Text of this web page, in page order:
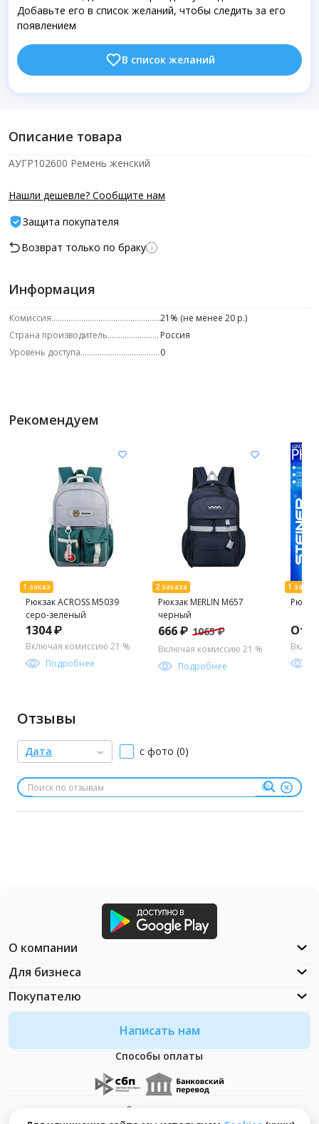
Добавьте его в список желаний, чтобы следить за его
появлением
В список желаний
Описание товара
АУГР102600 Ремень женский
Нашли дешевле? Сообщите нам
Защита покупателя
Возврат только по браку
Информация
Комиссия
21% (не менее 20 р.)
Страна производитель
Россия
Уровень доступа
0
Рекомендуем
Рюкзак ACROSS M5039
серо-зеленый
1304 ₽
Включая комиссию 21 %
Подробнее
Рюкзак MERLIN M657
черный
666 ₽ 1065 ₽
Включая комиссию 21 %
Подробнее
От
Отзывы
Дата с фото (0)
Написать нам
Способы оплаты
О компании
Для бизнеса
Покупателю
Документация